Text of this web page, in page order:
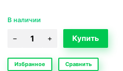
В наличии
Избранное Сравнить